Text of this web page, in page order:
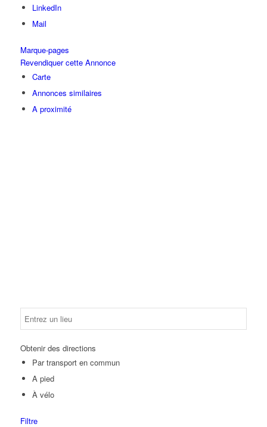
LinkedIn
Mail
Marque-pages
Revendiquer cette Annonce
Carte
Annonces similaires
A proximité
Obtenir des directions
Par transport en commun
A pied
À vélo
Filtre